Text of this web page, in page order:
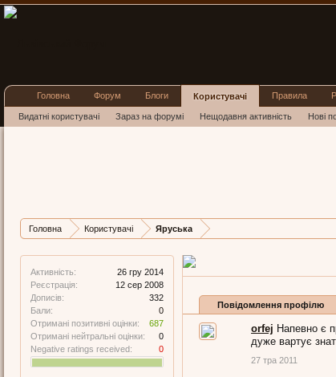
Головна Користувачі Яруська
Активність:
26 гру 2014
Реєстрація:
12 сер 2008
Дописів:
332
Бали:
0
Отримані позитивні оцінки:
687
Отримані нейтральні оцінки:
0
Negative ratings received:
0
Дописів
Карма
Повідомлення профілю
orfej Напевно є
дуже вартує
27 тра 2011
Головна Форум Блоги Користувачі
Видатні користувачі Зараз на форумі Нещодавня активність Нові
Правила